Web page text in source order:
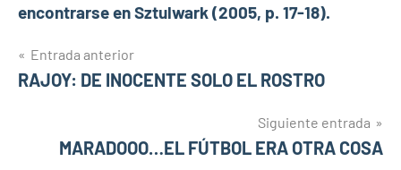
encontrarse en Sztulwark (2005, p. 17-18).
Navegación
de
Entrada anterior
RAJOY: DE INOCENTE SOLO EL ROSTRO
Siguiente entrada
MARADOOO…EL FÚTBOL ERA OTRA COSA